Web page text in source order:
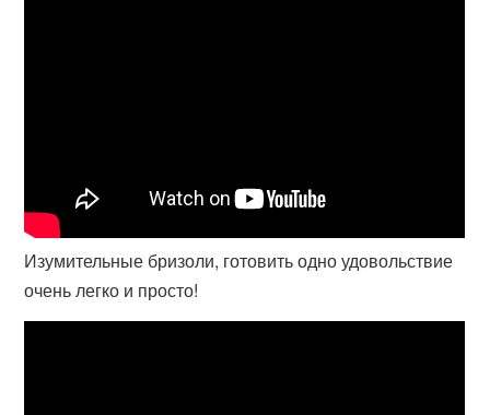
Изумительные бризоли, готовить одно удовольствие
очень легко и просто!